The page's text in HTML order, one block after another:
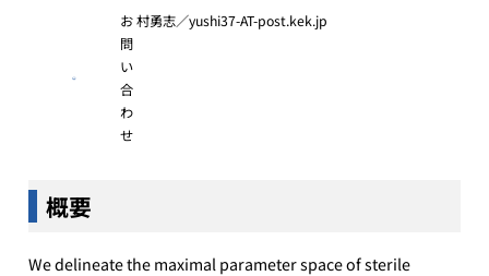
お
問
い
合
わ
せ
村勇志／yushi37-AT-post.kek.jp
概要
We delineate the maximal parameter space of sterile